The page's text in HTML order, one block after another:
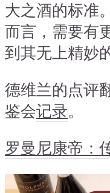
大之酒的标准
而言，需要有
到其无上精妙
德维兰的点评
鉴会记录。
罗曼尼康帝：